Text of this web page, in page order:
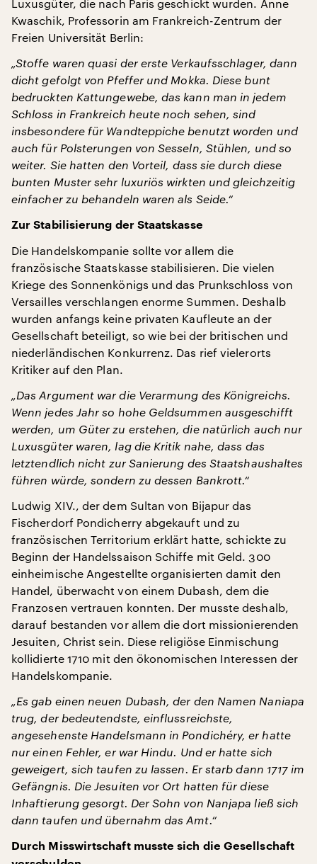
Luxusgüter, die nach Paris geschickt wurden. Anne
Kwaschik, Professorin am Frankreich-Zentrum der
Freien Universität Berlin:
„Stoffe waren quasi der erste Verkaufsschlager, dann
dicht gefolgt von Pfeffer und Mokka. Diese bunt
bedruckten Kattungewebe, das kann man in jedem
Schloss in Frankreich heute noch sehen, sind
insbesondere für Wandteppiche benutzt worden und
auch für Polsterungen von Sesseln, Stühlen, und so
weiter. Sie hatten den Vorteil, dass sie durch diese
bunten Muster sehr luxuriös wirkten und gleichzeitig
einfacher zu behandeln waren als Seide.“
Zur Stabilisierung der Staatskasse
Die Handelskompanie sollte vor allem die
französische Staatskasse stabilisieren. Die vielen
Kriege des Sonnenkönigs und das Prunkschloss von
Versailles verschlangen enorme Summen. Deshalb
wurden anfangs keine privaten Kaufleute an der
Gesellschaft beteiligt, so wie bei der britischen und
niederländischen Konkurrenz. Das rief vielerorts
Kritiker auf den Plan.
„Das Argument war die Verarmung des Königreichs.
Wenn jedes Jahr so hohe Geldsummen ausgeschifft
werden, um Güter zu erstehen, die natürlich auch nur
Luxusgüter waren, lag die Kritik nahe, dass das
letztendlich nicht zur Sanierung des Staatshaushaltes
führen würde, sondern zu dessen Bankrott.“
Ludwig XIV., der dem Sultan von Bijapur das
Fischerdorf Pondicherry abgekauft und zu
französischen Territorium erklärt hatte, schickte zu
Beginn der Handelssaison Schiffe mit Geld. 300
einheimische Angestellte organisierten damit den
Handel, überwacht von einem Dubash, dem die
Franzosen vertrauen konnten. Der musste deshalb,
darauf bestanden vor allem die dort missionierenden
Jesuiten, Christ sein. Diese religiöse Einmischung
kollidierte 1710 mit den ökonomischen Interessen der
Handelskompanie.
„Es gab einen neuen Dubash, der den Namen Naniapa
trug, der bedeutendste, einflussreichste,
angesehenste Handelsmann in Pondichéry, er hatte
nur einen Fehler, er war Hindu. Und er hatte sich
geweigert, sich taufen zu lassen. Er starb dann 1717 im
Gefängnis. Die Jesuiten vor Ort hatten für diese
Inhaftierung gesorgt. Der Sohn von Nanjapa ließ sich
dann taufen und übernahm das Amt.“
Durch Misswirtschaft musste sich die Gesellschaft